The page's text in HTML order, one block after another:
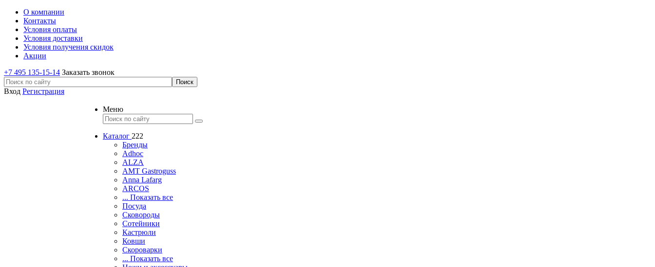
О компании
Контакты
Условия оплаты
Условия доставки
Условия получения скидок
Акции
+7 495 135-15-14 Заказать звонок
Вход Регистрация
Меню
Каталог 222
Бренды
Adhoc
ALZA
AMT Gastroguss
Anna Lafarg
ARCOS
... Показать все
Посуда
Сковороды
Сотейники
Кастрюли
Ковши
Скороварки
... Показать все